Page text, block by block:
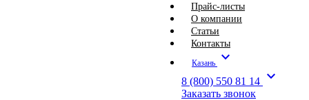
Прайс-листы
О компании
Статьи
Контакты
Казань expand_more
8 (800) 550 81 14 expand_more
Заказать звонок